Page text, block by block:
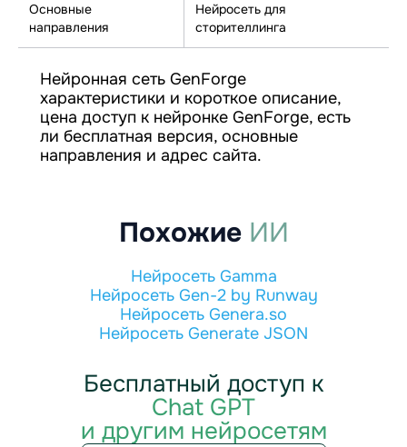
Основные
направления
Нейросеть для
сторителлинга
Нейронная сеть GenForge
характеристики и короткое описание,
цена доступ к нейронке GenForge, есть
ли бесплатная версия, основные
направления и адрес сайта.
Похожие ИИ
Нейросеть Gamma
Нейросеть Gen-2 by Runway
Нейросеть Genera.so
Нейросеть Generate JSON
Бесплатный доступ к
Chat GPT
и другим нейросетям